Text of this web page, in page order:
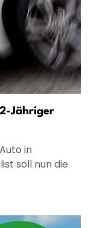
Jähriger
in
soll nun die